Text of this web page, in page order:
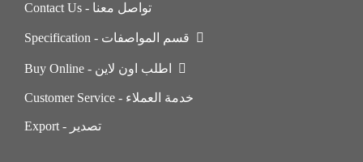
Contact Us - تواصل معنا
Customer Service - خدمة العملاء
Export - تصدير